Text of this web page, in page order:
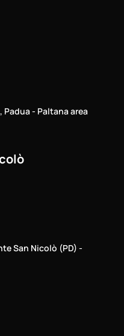
Padua - Paltana area
San Nicolò (PD) -